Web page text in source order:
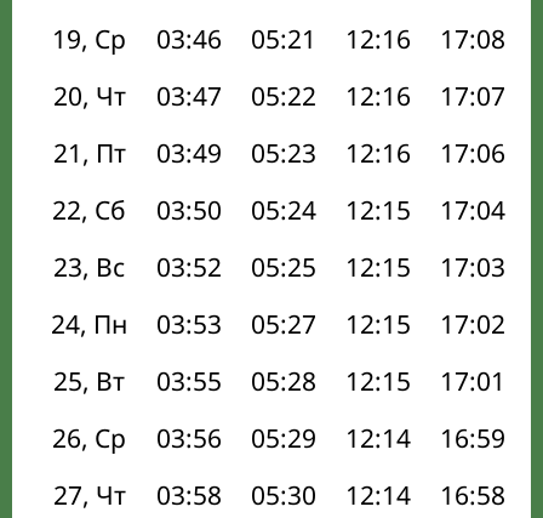
19, Ср
03:46 05:21 12:16 17:08
20, Чт
03:47 05:22 12:16 17:07
21, Пт
03:49 05:23 12:16 17:06
22, Сб
03:50 05:24 12:15 17:04
23, Вс
03:52 05:25 12:15 17:03
24, Пн
03:53 05:27 12:15 17:02
25, Вт
03:55 05:28 12:15 17:01
26, Ср
03:56 05:29 12:14 16:59
27, Чт
03:58 05:30 12:14 16:58